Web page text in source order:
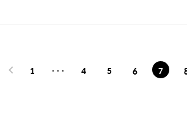
1 ··· 4 5 6 7